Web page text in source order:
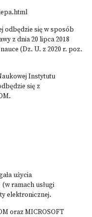
odbędzie się w sposób
z dnia 20 lipca 2018
(Dz. U. z 2020 r. poz.
Instytutu
się z
użycia
ramach usługi
elektronicznej.
oraz MICROSOFT